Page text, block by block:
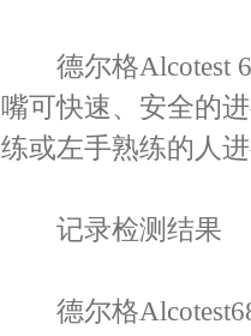
德尔格Alcotest
嘴可快速、安全的
练或左手熟练的人
记录检测结果
德尔格